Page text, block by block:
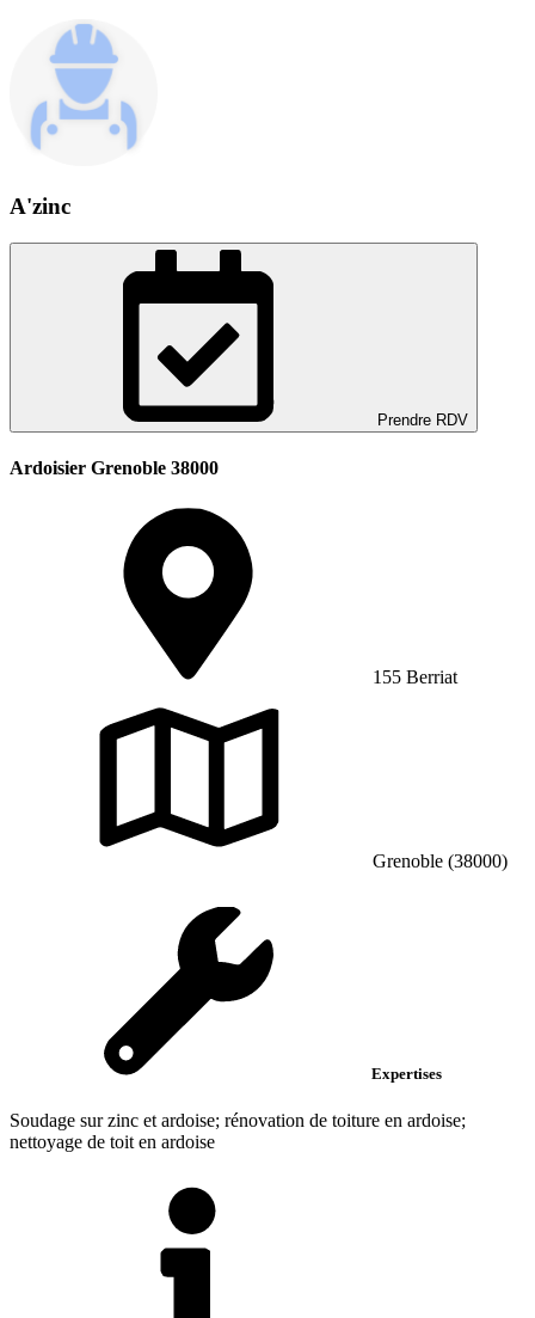
A'zinc
Prendre RDV
Ardoisier Grenoble 38000
155 Berriat
Grenoble (38000)
Expertises
Soudage sur zinc et ardoise; rénovation de toiture en ardoise;
nettoyage de toit en ardoise